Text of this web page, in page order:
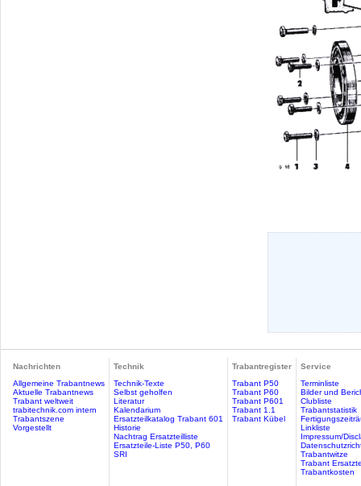
Nachrichten
Allgemeine Trabantnews
Aktuelle Trabantnews
Trabant weltweit
trabitechnik.com intern
Trabantszene
Vorgestellt
Technik
Technik-Texte
Selbst geholfen
Literatur
Kalendarium
Ersatzteilkatalog Trabant 601
Historie
Nachtrag Ersatzteilliste
Ersatzteile-Liste P50, P60
SRI
Trabantregister
Trabant P50
Trabant P60
Trabant P601
Trabant 1.1
Trabant Kübel
Service
Terminliste
Bilder und
Clubliste
Trabantstatistik
Linkliste
Impressum/
Trabantwitze
Trabant
Trabantkosten